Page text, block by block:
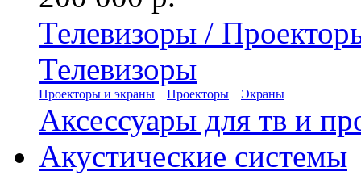
Телевизоры /
Телевизоры
Проекторы и экраны Проекторы Экраны
Аксессуары для тв и
Акустические системы